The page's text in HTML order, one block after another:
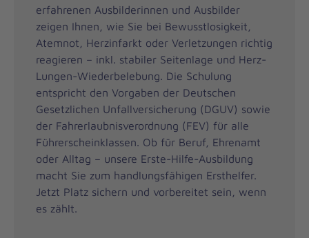
erfahrenen Ausbilderinnen und Ausbilder
zeigen Ihnen, wie Sie bei Bewusstlosigkeit,
Atemnot, Herzinfarkt oder Verletzungen richtig
reagieren – inkl. stabiler Seitenlage und Herz-
Lungen-Wiederbelebung. Die Schulung
entspricht den Vorgaben der Deutschen
Gesetzlichen Unfallversicherung (DGUV) sowie
der Fahrerlaubnisverordnung (FEV) für alle
Führerscheinklassen. Ob für Beruf, Ehrenamt
oder Alltag – unsere Erste-Hilfe-Ausbildung
macht Sie zum handlungsfähigen Ersthelfer.
Jetzt Platz sichern und vorbereitet sein, wenn
es zählt.